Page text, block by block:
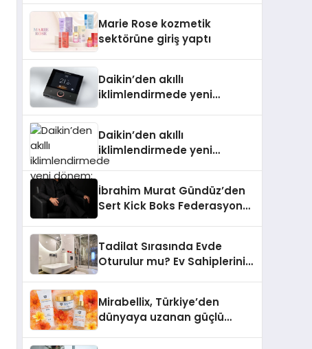
Aldı
Marie Rose kozmetik
sektörüne giriş yaptı
Daikin’den akıllı
iklimlendirmede yeni
Daikin’den akıllı
iklimlendirmede yeni
dönem: Madoka Plus
İbrahim Murat Gündüz’den
Sert Kick Boks Federasyonu
Tadilat Sırasında Evde
Oturulur mu? Ev Sahiplerinin
Mirabellix, Türkiye’den
dünyaya uzanan güçlü